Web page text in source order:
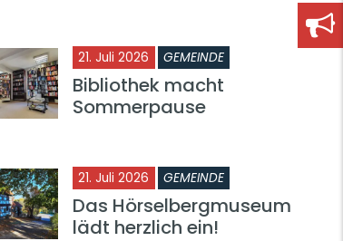
21. Juli 2026 GEMEINDE
Bibliothek macht
Sommerpause
21. Juli 2026 GEMEINDE
Das Hörselbergmuseum
lädt herzlich ein!